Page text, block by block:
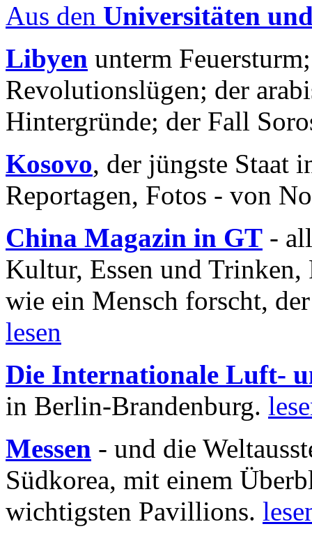
Aus den Universitäten
Libyen unterm
Revolutionslügen; der
Hintergründe; der Fall
Kosovo, der jüngste Staat
Reportagen, Fotos - von
China Magazin in GT -
Kultur, Essen und
wie ein Mensch forscht,
lesen
Die Internationale Luft-
in Berlin-Brandenburg.
Messen - und die
Südkorea, mit einem
wichtigsten Pavillions.